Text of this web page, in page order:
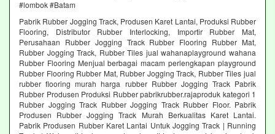
#lombok #Batam
Pabrik Rubber Jogging Track, Produsen Karet Lantai, Produksi Rubber
Flooring, Distributor Rubber Interlocking, Importir Rubber Mat,
Perusahaan Rubber Jogging Track Rubber Flooring Rubber Mat,
Rubber Jogging Track, Rubber Tiles jual wahanaplayground wahana
Rubber Flooring Menjual berbagai macam perlengkapan playground
Rubber Flooring Rubber Mat, Rubber Jogging Track, Rubber Tiles jual
rubber flooring murah harga rubber Rubber Jogging Track Pabrik
Rubber Produsen Produksi Rubber pabrikrubber.rajaproduk kategori 1
Rubber Jogging Track Rubber Jogging Track Rubber Floor. Pabrik
Produsen Rubber Jogging Track Murah Berkualitas Karet Lantai.
Pabrik Produsen Rubber Karet Lantai Untuk Jogging Track | Running